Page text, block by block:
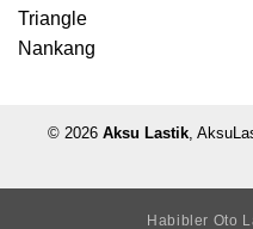
Triangle
Nankang
© 2026 Aksu Lastik,
Habibler Oto